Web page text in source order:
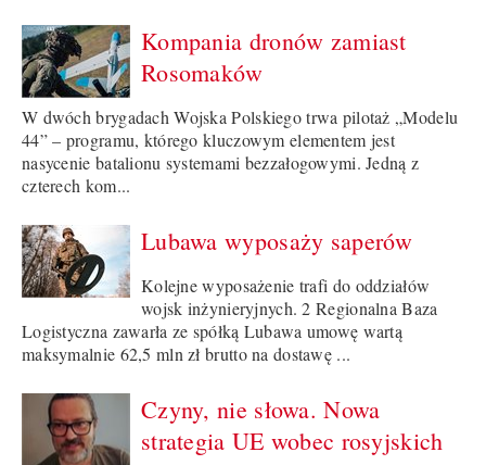
Kompania dronów zamiast
Rosomaków
W dwóch brygadach Wojska Polskiego trwa pilotaż „Modelu
44” – programu, którego kluczowym elementem jest
nasycenie batalionu systemami bezzałogowymi. Jedną z
czterech kom...
Lubawa wyposaży saperów
Kolejne wyposażenie trafi do oddziałów
wojsk inżynieryjnych. 2 Regionalna Baza
Logistyczna zawarła ze spółką Lubawa umowę wartą
maksymalnie 62,5 mln zł brutto na dostawę ...
Czyny, nie słowa. Nowa
strategia UE wobec rosyjskich